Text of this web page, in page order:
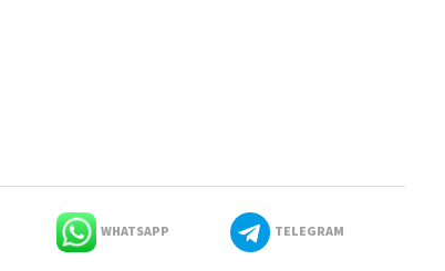
WHATSAPP TELEGRAM